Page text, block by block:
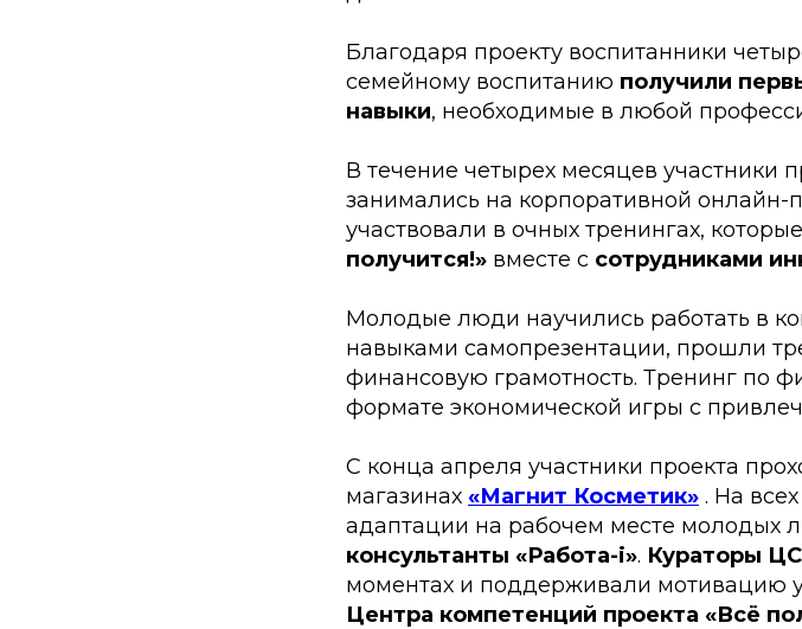
Благодаря проекту воспитанники
семейному воспитанию получили
навыки, необходимые в любой
В течение четырех месяцев участники
занимались на корпоративной онлайн-
участвовали в очных тренингах,
получится!» вместе с сотрудниками
Молодые люди научились работать в
навыками самопрезентации, прошли
финансовую грамотность. Тренинг по
формате экономической игры с
С конца апреля участники проекта
магазинах «Магнит Косметик» . На
адаптации на рабочем месте
консультанты «Работа-i». Кураторы
моментах и поддерживали мотивацию
Центра компетенций проекта «Всё